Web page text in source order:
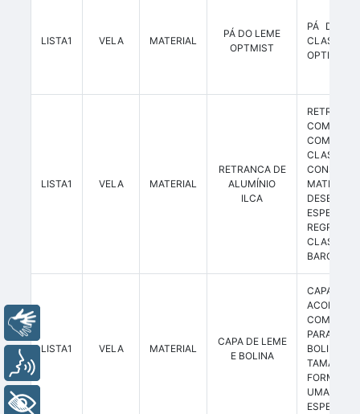
LISTA1 VELA MATERIAL
PÁ DO LEME
OPTMIST
PÁ DO
CLASSE
OPTIMIST
LISTA1 VELA MATERIAL
RETRANCA DE
ALUMÍNIO
ILCA
RETRANCA
CLASSE
DESENHO
BARCO.
LISTA1 VELA MATERIAL
CAPA DE LEME
E BOLINA
CAPA DE
COM
PARA O
UMA